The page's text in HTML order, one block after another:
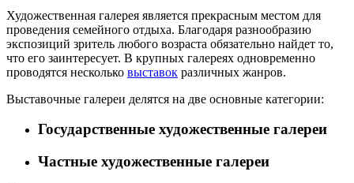
Художественная галерея является прекрасным местом для
проведения семейного отдыха. Благодаря разнообразию
экспозиций зритель любого возраста обязательно найдет то,
что его заинтересует. В крупных галереях одновременно
проводятся несколько выставок различных жанров.
Выставочные галереи делятся на две основные категории:
Государственные художественные галереи
Частные художественные галереи